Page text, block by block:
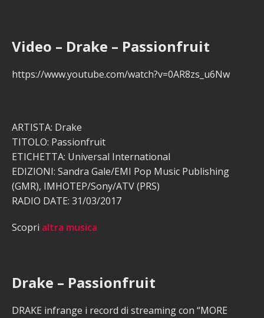
Video – Drake – Passionfruit
https://www.youtube.com/watch?v=0AR8zs_u6Nw
ARTISTA: Drake
TITOLO: Passionfruit
ETICHETTA: Universal International
EDIZIONI: Sandra Gale/EMI Pop Music Publishing
(GMR), IMHOTEP/Sony/ATV (PRS)
RADIO DATE: 31/03/2017
Scopri altra musica
Drake – Passionfruit
DRAKE infrange i record di streaming con “MORE